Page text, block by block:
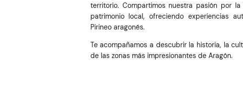
territorio. Compartimos nuestra pasión por
patrimonio local, ofreciendo experiencias
Pirineo aragonés.
Te acompañamos a descubrir la historia, la
de las zonas más impresionantes de Aragón.